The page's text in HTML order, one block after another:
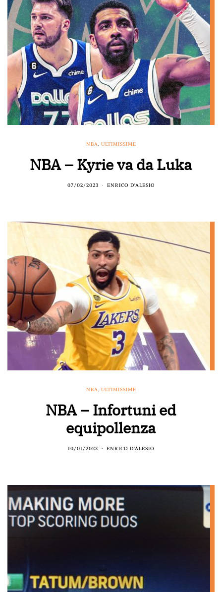
NBA, ULTIMISSIME
NBA – Kyrie va da Luka
07/02/2023 ENRICO D'ALESIO
NBA, ULTIMISSIME
NBA – Infortuni ed
equipollenza
10/01/2023 ENRICO D'ALESIO